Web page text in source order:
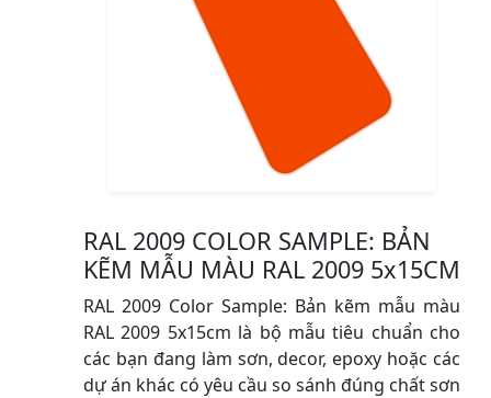
RAL 2009 COLOR SAMPLE: BẢN
KẼM MẪU MÀU RAL 2009 5x15CM
RAL 2009 Color Sample: Bản kẽm mẫu màu
RAL 2009 5x15cm là bộ mẫu tiêu chuẩn cho
các bạn đang làm sơn, decor, epoxy hoặc các
dự án khác có yêu cầu so sánh đúng chất sơn